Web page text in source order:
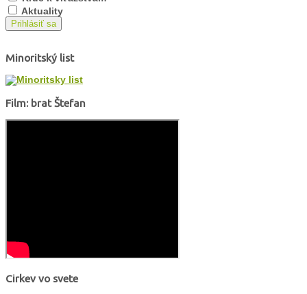
Aktuality
Prihlásiť sa
Minoritský list
Film: brat Štefan
Cirkev vo svete